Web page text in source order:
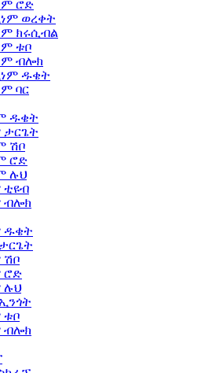
ሮድ
ወረቀት
ክሩሲብል
ቱቦ
ብሎክ
ዱቄት
ባር
ዱቄት
ሽቦ
ሮድ
ሉህ
ቲዩብ
ብሎክ
ዱቄት
ሽቦ
ሮድ
ሉህ
ቱቦ
ብሎክ